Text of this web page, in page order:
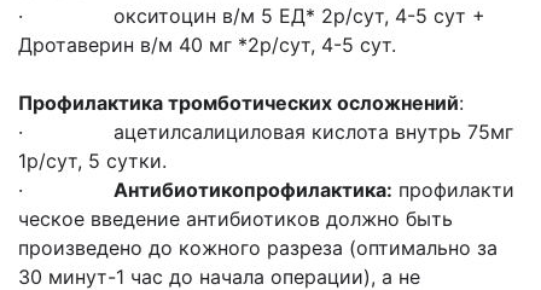
· окситоцин в/м 5 ЕД* 2р/сут, 4-5 сут +
Дротаверин в/м 40 мг *2р/сут, 4-5 сут.
Профилактика тромботических осложнений:
· ацетилсалициловая кислота внутрь 75мг
1р/сут, 5 сутки.
· Антибиотикопрофилактика: профилакти
ческое введение антибиотиков должно быть
произведено до кожного разреза (оптимально за
30 минут-1 час до начала операции), а не